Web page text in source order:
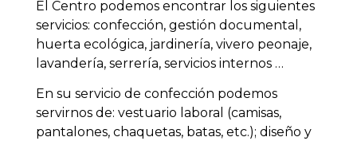
El Centro podemos encontrar los siguientes
servicios: confección, gestión documental,
huerta ecológica, jardinería, vivero peonaje,
lavandería, serrería, servicios internos …
En su servicio de confección podemos
servirnos de: vestuario laboral (camisas,
pantalones, chaquetas, batas, etc.); diseño y